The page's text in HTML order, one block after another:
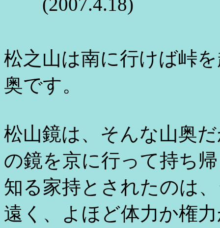
松之山は南に行けば峠
奥です。
松山鏡は、そんな山奥
の鏡を京に行って持ち
知る家持とされたのは
遠く、よほど体力か権